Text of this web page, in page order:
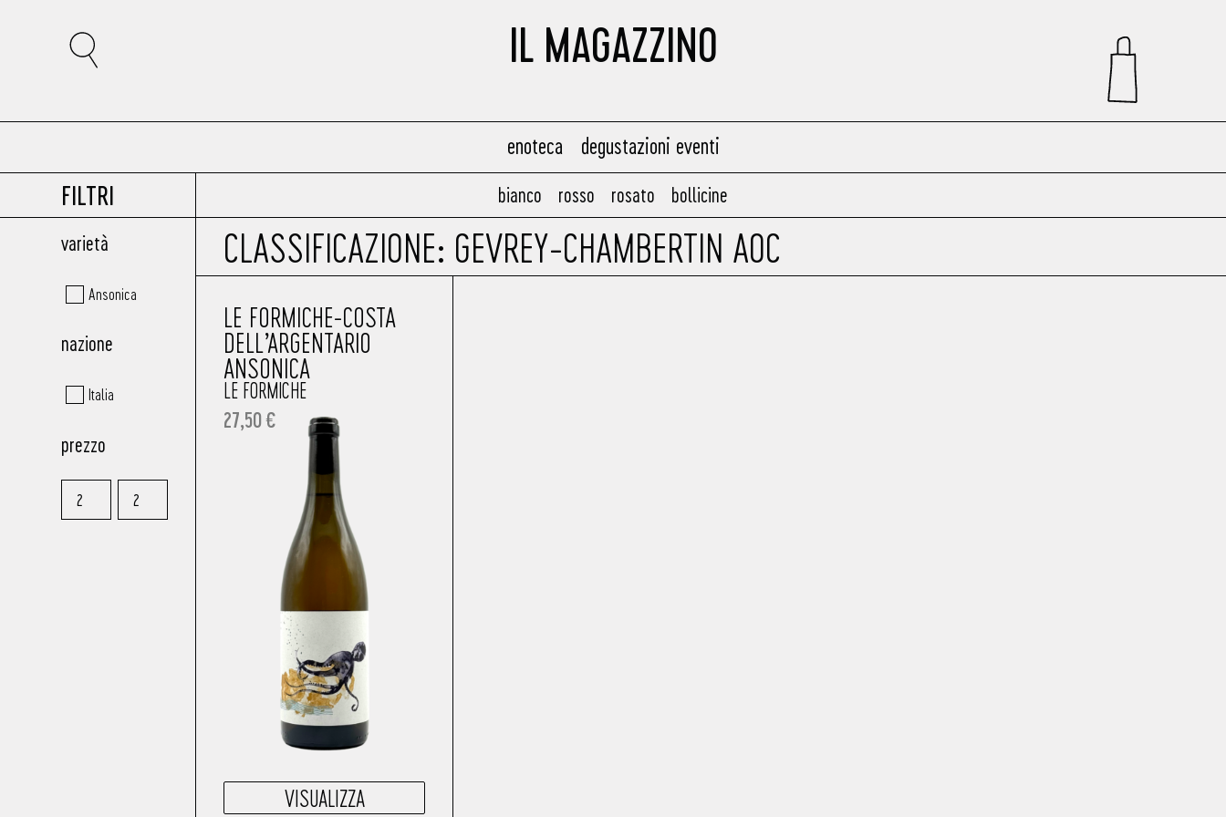
IL MAGAZZINO
enoteca degustazioni eventi
FILTRI bianco rosso rosato bollicine
varietà
Ansonica
nazione
Italia
prezzo
CLASSIFICAZIONE: GEVREY-CHAMBERTIN AOC
LE FORMICHE-COSTA
DELL’ARGENTARIO
ANSONICA
LE FORMICHE
27,50€
VISUALIZZA